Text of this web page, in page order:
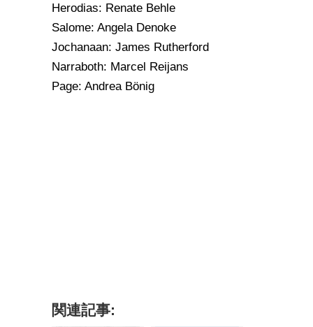
Herodias: Renate Behle
Salome: Angela Denoke
Jochanaan: James Rutherford
Narraboth: Marcel Reijans
Page: Andrea Bönig
関連記事: